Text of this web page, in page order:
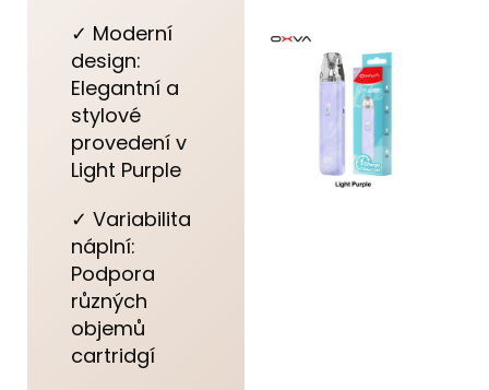
✓ Moderní
design:
Elegantní a
stylové
provedení v
Light Purple
✓ Variabilita
náplní:
Podpora
různých
objemů
cartridgí